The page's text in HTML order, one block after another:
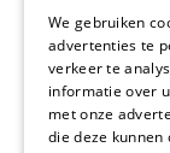
We gebruiken
advertenties te
verkeer te
informatie over
met onze
die deze